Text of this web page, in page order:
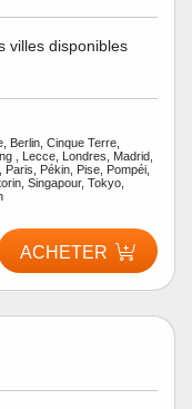
villes disponibles
Berlin, Cinque Terre,
, Lecce, Londres, Madrid,
Pékin, Pise, Pompéi,
Singapour, Tokyo,
ACHETER